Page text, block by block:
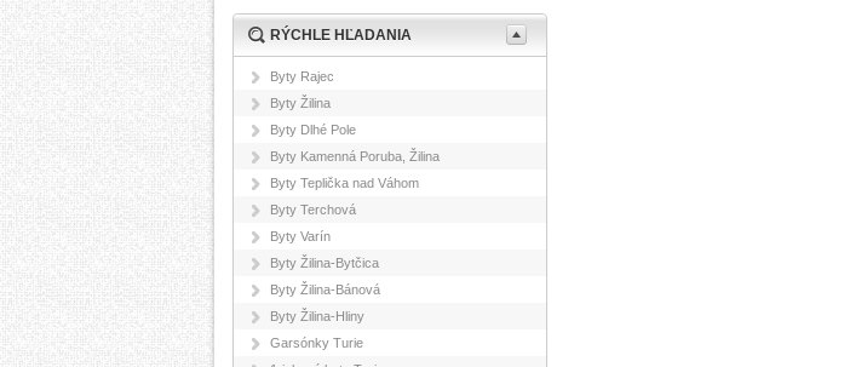
RÝCHLE HĽADANIA
Byty Rajec
Byty Žilina
Byty Dlhé Pole
Byty Kamenná Poruba, Žilina
Byty Teplička nad Váhom
Byty Terchová
Byty Varín
Byty Žilina-Bytčica
Byty Žilina-Bánová
Byty Žilina-Hliny
Garsónky Turie